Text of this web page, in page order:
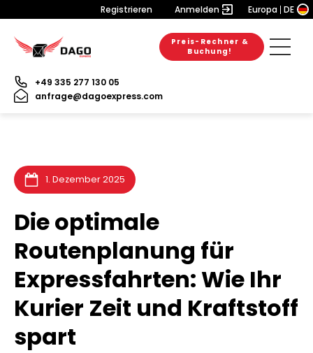
Registrieren Anmelden Europa DE
Preis-Rechner &
Buchung!
+49 335 277 130 05
anfrage@dagoexpress.com
1. Dezember 2025
Die optimale
Routenplanung für
Expressfahrten: Wie Ihr
Kurier Zeit und Kraftstoff
spart
28. Juli 2026
28. Juli 2026
25. Juli 2026